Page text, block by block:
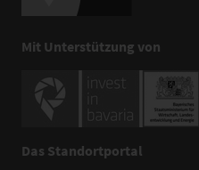
Mit Unterstützung von
Das Standortportal